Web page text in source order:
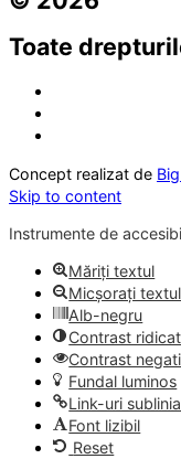
Toate
Concept realizat de
Skip to content
Instrumente de
Măriți textul
Micșorați textul
Alb-negru
Contrast ridicat
Contrast
Fundal luminos
Link-uri
Font lizibil
Reset